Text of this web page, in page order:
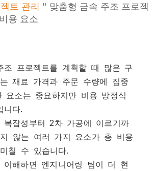
트 관리 " 맞춤형 금속 주조 프로젝
용 요소
조 프로젝트를 계획할 때 많은 구
재료 가격과 주문 수량에 집중
요소는 중요하지만 비용 방정식
니다.
복잡성부터 2차 가공에 이르기까
않는 여러 가지 요소가 총 비용
칠 수 있습니다.
이해하면 엔지니어링 팀이 더 현